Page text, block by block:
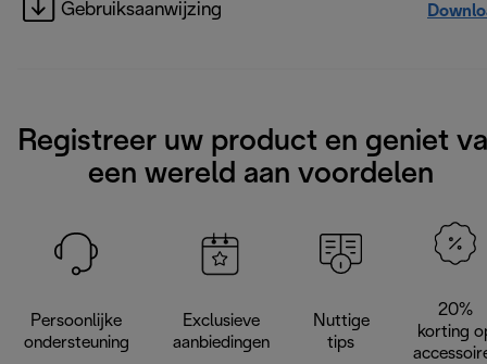
Gebruiksaanwijzing
Registreer uw product en geniet
een wereld aan voordelen
Persoonlijke
ondersteuning
Exclusieve
aanbiedingen
Nuttige
tips
20%
korting